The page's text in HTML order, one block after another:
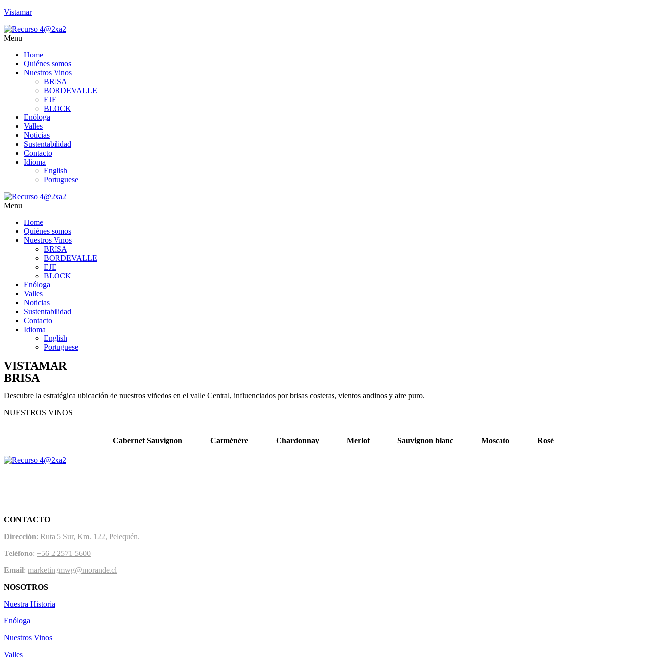
Vistamar
Menu
Home
Quiénes somos
Nuestros Vinos
BRISA
BORDEVALLE
EJE
BLOCK
Enóloga
Valles
Noticias
Sustentabilidad
Contacto
Idioma
English
Portuguese
Menu
Home
Quiénes somos
Nuestros Vinos
BRISA
BORDEVALLE
EJE
BLOCK
Enóloga
Valles
Noticias
Sustentabilidad
Contacto
Idioma
English
Portuguese
VISTAMAR
BRISA
Descubre la estratégica ubicación de nuestros viñedos en el valle Central, influenciados por brisas costeras, vientos andinos y aire puro.
NUESTROS VINOS
Cabernet Sauvignon Carménère Chardonnay Merlot Sauvignon blanc Moscato Rosé
CONTACTO
Dirección: Ruta 5 Sur, Km. 122, Pelequén.
Teléfono: +56 2 2571 5600
Email: marketingmwg@morande.cl
NOSOTROS
Nuestra Historia
Enóloga
Nuestros Vinos
Valles